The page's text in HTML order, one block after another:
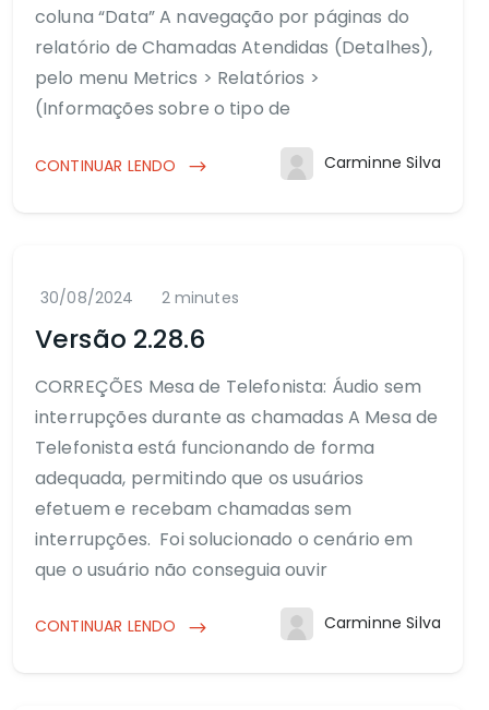
coluna “Data” A navegação por páginas do
relatório de Chamadas Atendidas (Detalhes),
pelo menu Metrics > Relatórios >
(Informações sobre o tipo de
CONTINUAR LENDO Carminne Silva
30/08/2024 2 minutes
Versão 2.28.6
CORREÇÕES Mesa de Telefonista: Áudio sem
interrupções durante as chamadas A Mesa de
Telefonista está funcionando de forma
adequada, permitindo que os usuários
efetuem e recebam chamadas sem
interrupções. Foi solucionado o cenário em
que o usuário não conseguia ouvir
CONTINUAR LENDO Carminne Silva